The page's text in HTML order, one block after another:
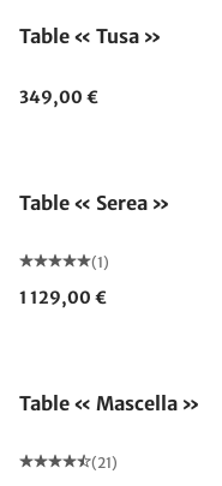
Table « Tusa »
349,00 €
Table « Serea »
(1)
1 129,00 €
Table « Mascella »
(21)